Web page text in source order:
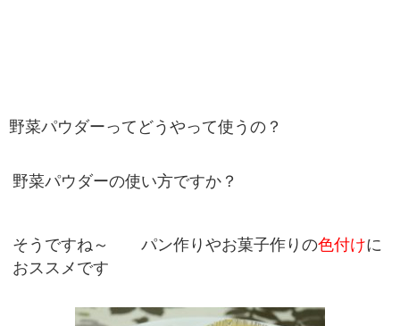
野菜パウダーってどうやって使うの？
野菜パウダーの使い方ですか？
そうですね～パン作りやお菓子作りの色付けに
おススメです